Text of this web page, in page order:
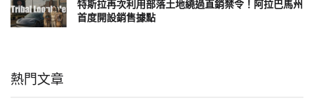
特斯拉再次利用部落土地繞過直銷禁令！阿拉巴馬州
首度開設銷售據點
熱門文章